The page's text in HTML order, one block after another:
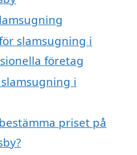
slamsugning i
företag
i
priset på